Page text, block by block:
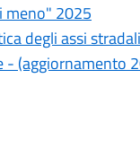
meno" 2025
degli assi
(aggiornamento